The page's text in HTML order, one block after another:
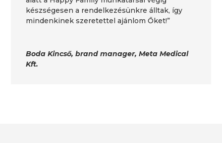
készségesen a rendelkezésünkre álltak, így
mindenkinek szeretettel ajánlom Őket!”
Boda Kincső, brand manager, Meta Medical
Kft.